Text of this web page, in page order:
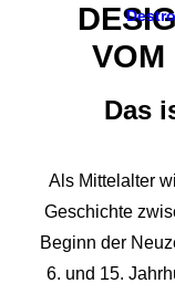
VOM
Das
Als Mittelalter
Geschichte
Beginn der
6. und 15.